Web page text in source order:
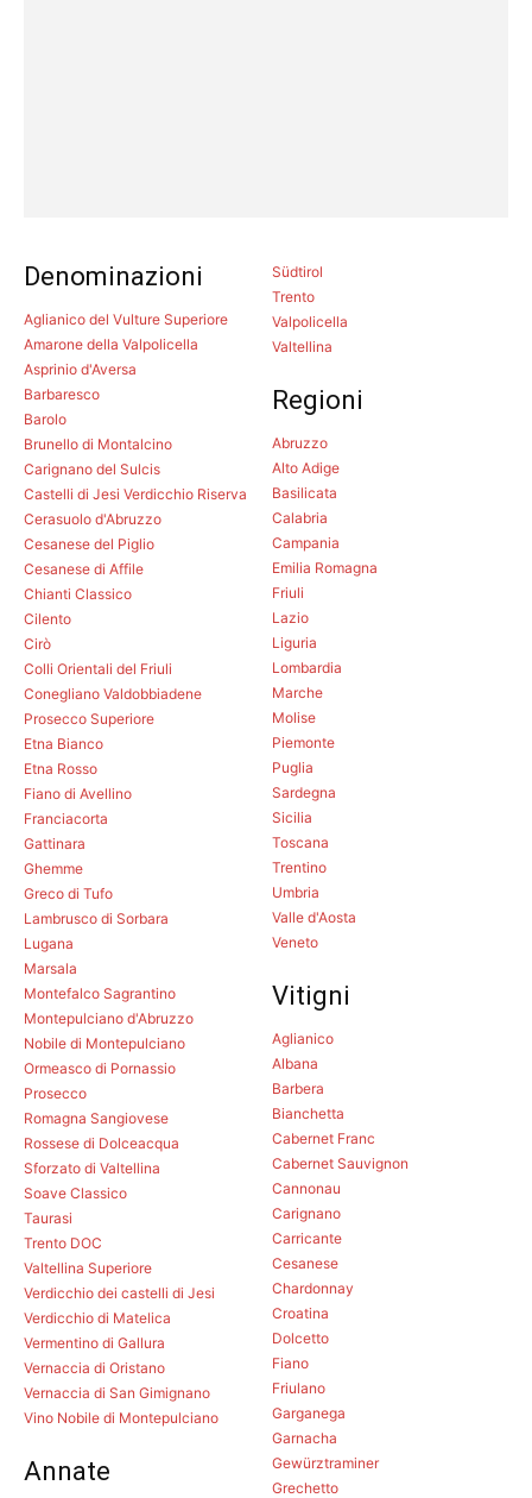
Denominazioni
Aglianico del Vulture Superiore
Amarone della Valpolicella
Asprinio d'Aversa
Barbaresco
Barolo
Brunello di Montalcino
Carignano del Sulcis
Castelli di Jesi Verdicchio Riserva
Cerasuolo d'Abruzzo
Cesanese del Piglio
Cesanese di Affile
Chianti Classico
Cilento
Cirò
Colli Orientali del Friuli
Conegliano Valdobbiadene
Prosecco Superiore
Etna Bianco
Etna Rosso
Fiano di Avellino
Franciacorta
Gattinara
Ghemme
Greco di Tufo
Lambrusco di Sorbara
Lugana
Marsala
Montefalco Sagrantino
Montepulciano d'Abruzzo
Nobile di Montepulciano
Ormeasco di Pornassio
Prosecco
Romagna Sangiovese
Rossese di Dolceacqua
Sforzato di Valtellina
Soave Classico
Taurasi
Trento DOC
Valtellina Superiore
Verdicchio dei castelli di Jesi
Verdicchio di Matelica
Vermentino di Gallura
Vernaccia di Oristano
Vernaccia di San Gimignano
Vino Nobile di Montepulciano
Annate
Südtirol
Trento
Valpolicella
Valtellina
Regioni
Abruzzo
Alto Adige
Basilicata
Calabria
Campania
Emilia Romagna
Friuli
Lazio
Liguria
Lombardia
Marche
Molise
Piemonte
Puglia
Sardegna
Sicilia
Toscana
Trentino
Umbria
Valle d'Aosta
Veneto
Vitigni
Aglianico
Albana
Barbera
Bianchetta
Cabernet Franc
Cabernet Sauvignon
Cannonau
Carignano
Carricante
Cesanese
Chardonnay
Croatina
Dolcetto
Fiano
Friulano
Garganega
Garnacha
Gewürztraminer
Grechetto